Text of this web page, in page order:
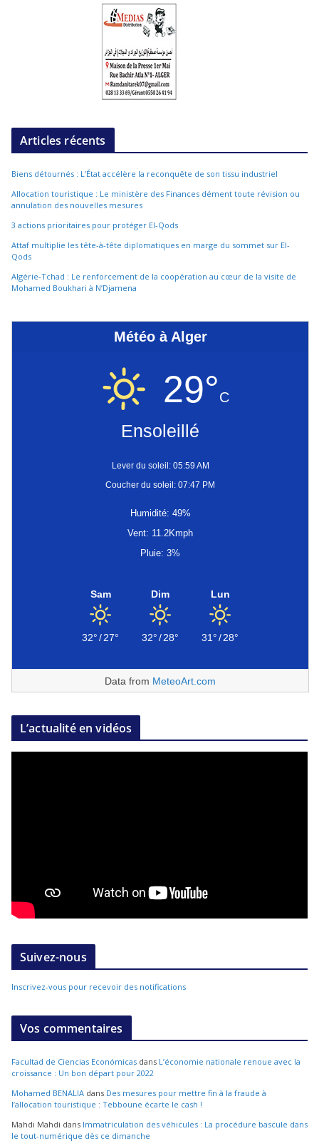
Articles récents
Biens détournés : L’État accélère la reconquête de son tissu industriel
Allocation touristique : Le ministère des Finances dément toute révision ou
annulation des nouvelles mesures
3 actions prioritaires pour protéger El-Qods
Attaf multiplie les tête-à-tête diplomatiques en marge du sommet sur El-
Qods
Algérie-Tchad : Le renforcement de la coopération au cœur de la visite de
Mohamed Boukhari à N’Djamena
Météo à Alger
29°C
Ensoleillé
Lever du soleil: 05:59 AM
Coucher du soleil: 07:47 PM
Humidité: 49%
Vent: 11.2Kmph
Pluie: 3%
Sam
32°/27°
Dim
32°/28°
Lun
31°/28°
Data from MeteoArt.com
L’actualité en vidéos
Suivez-nous
Inscrivez-vous pour recevoir des notifications
Vos commentaires
Facultad de Ciencias Económicas dans L’économie nationale renoue avec la
croissance : Un bon départ pour 2022
Mohamed BENALIA dans Des mesures pour mettre fin à la fraude à
l’allocation touristique : Tebboune écarte le cash !
Mahdi Mahdi dans Immatriculation des véhicules : La procédure bascule dans
le tout-numérique dès ce dimanche